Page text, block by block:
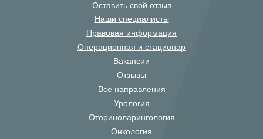
Оставить свой отзыв
Наши специалисты
Правовая информация
Операционная и стационар
Вакансии
Отзывы
Все направления
Урология
Оториноларингология
Онкология